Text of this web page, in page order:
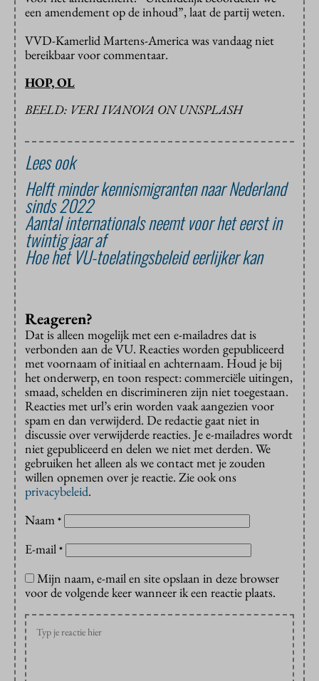
een amendement op de inhoud”, laat de partij weten.
VVD-Kamerlid Martens-America was vandaag niet
bereikbaar voor commentaar.
HOP, OL
BEELD: VERI IVANOVA ON UNSPLASH
Lees ook
Helft minder kennismigranten naar Nederland
sinds 2022
Aantal internationals neemt voor het eerst in
twintig jaar af
Hoe het VU-toelatingsbeleid eerlijker kan
Reageren?
Dat is alleen mogelijk met een e-mailadres dat is
verbonden aan de VU. Reacties worden gepubliceerd
met voornaam of initiaal en achternaam. Houd je bij
het onderwerp, en toon respect: commerciële uitingen,
smaad, schelden en discrimineren zijn niet toegestaan.
Reacties met url’s erin worden vaak aangezien voor
spam en dan verwijderd. De redactie gaat niet in
discussie over verwijderde reacties. Je e-mailadres wordt
niet gepubliceerd en delen we niet met derden. We
gebruiken het alleen als we contact met je zouden
willen opnemen over je reactie. Zie ook ons
privacybeleid.
Naam *
E-mail *
Mijn naam, e-mail en site opslaan in deze browser
voor de volgende keer wanneer ik een reactie plaats.